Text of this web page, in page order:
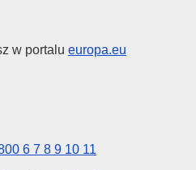
w portalu europa.eu
6 7 8 9 10 11